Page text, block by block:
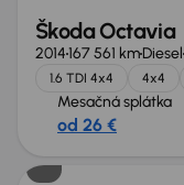
Škoda Octavia
2014167 561 kmDiesel
1.6 TDI 4x4 4x4
Mesačná splátka
od 26 €